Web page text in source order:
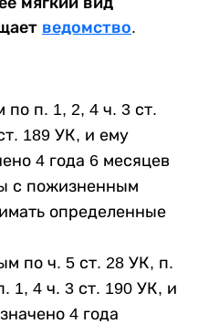
ведомство.
п. 1, 2, 4 ч. 3 ст.
189 УК, и ему
4 года 6 месяцев
с пожизненным
определенные
по ч. 5 ст. 28 УК, п.
1, 4 ч. 3 ст. 190 УК, и
4 года